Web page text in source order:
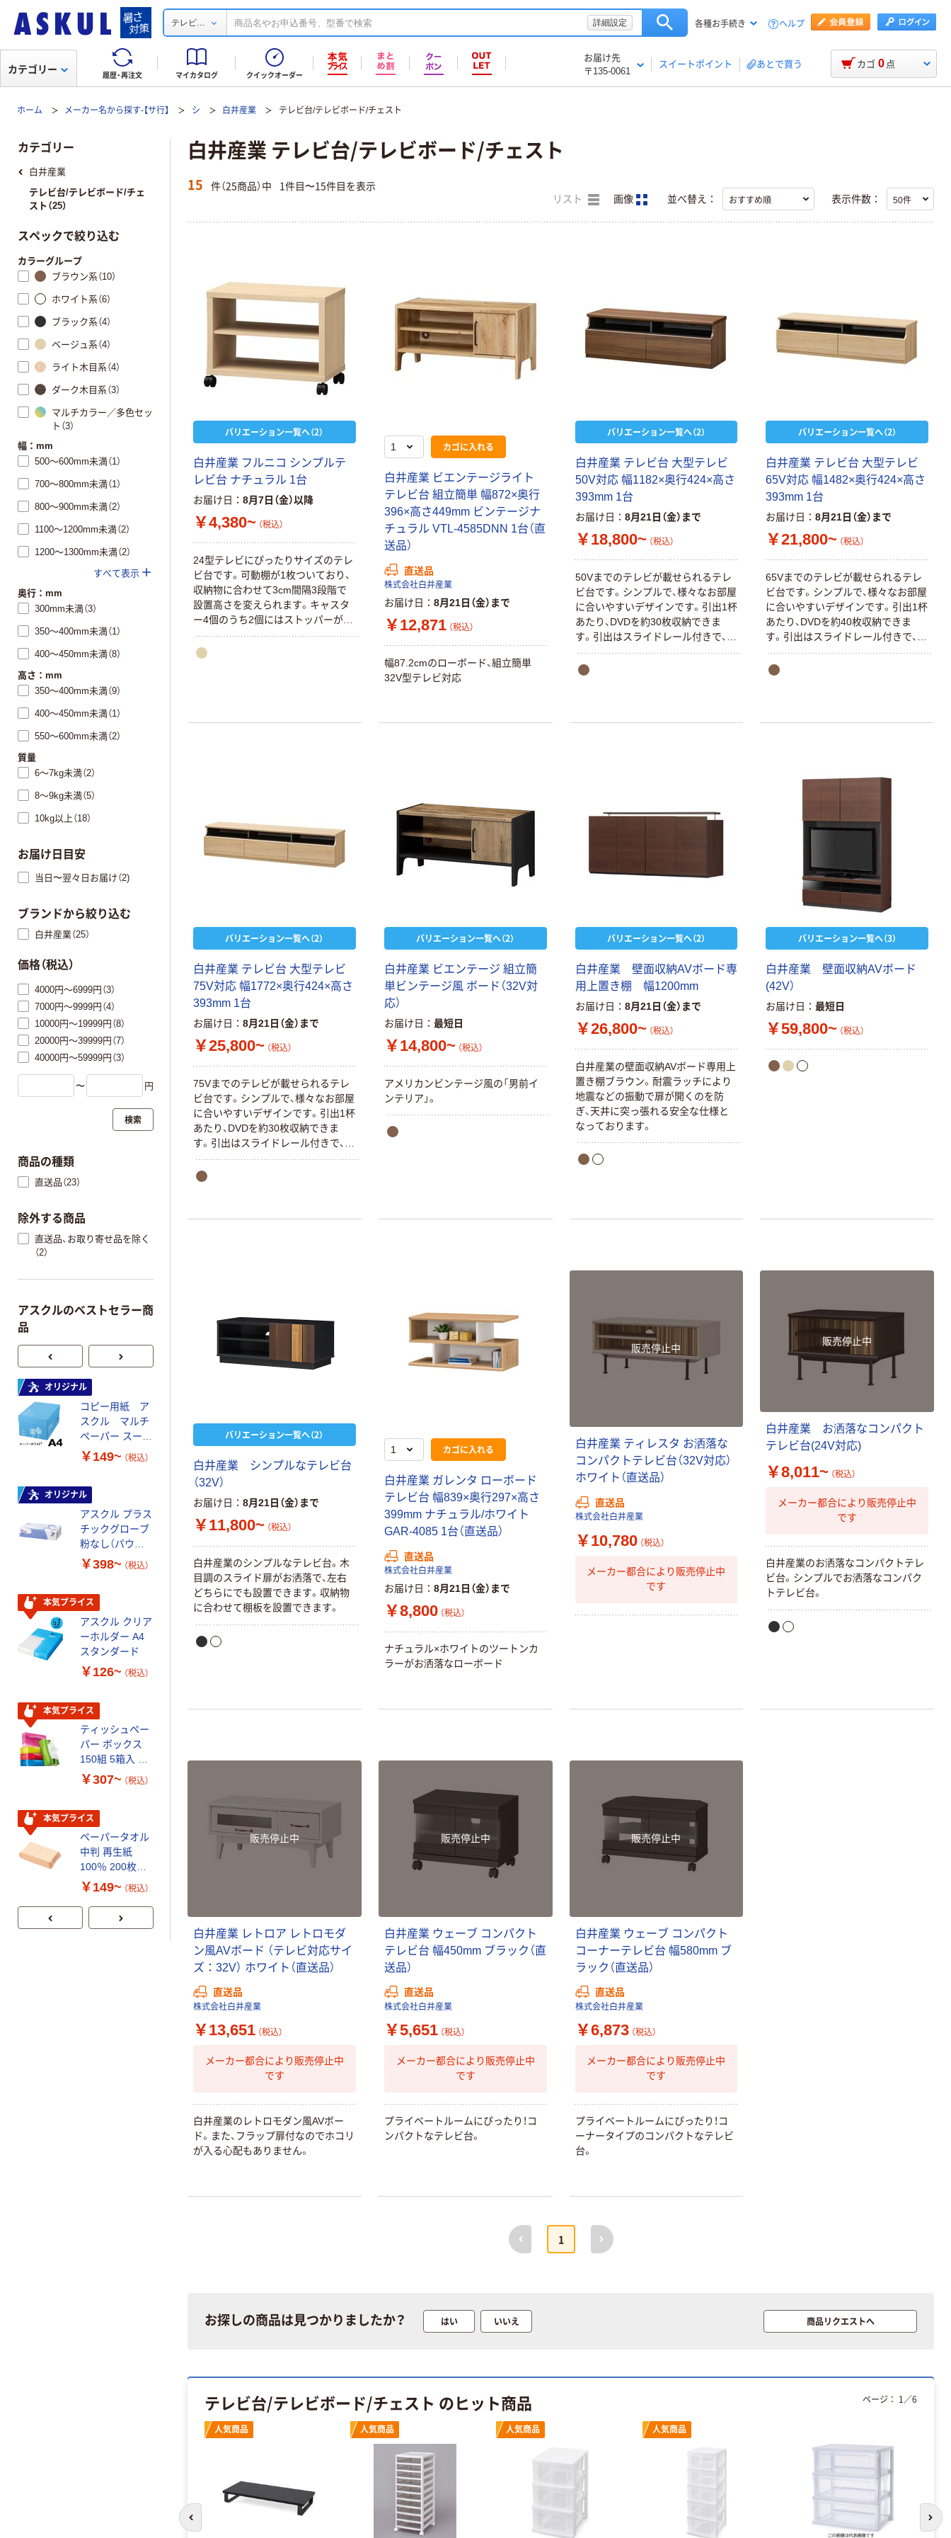
テレビ... 詳細設定 各種お手続き ヘルプ
履歴・再注文 マイカタログ クイックオーダー
お届け先
〒135-0061
スイートポイント あとで買う
カテゴリー カゴ 0 点
ホーム メーカー名から探す-【サ行】 シ 白井産業 テレビ台/テレビボード/チェスト
白井産業 テレビ台/テレビボード/チェスト
15 件（25商品）中 1件目〜15件目を表示
リスト 画像 並べ替え： 表示件数：
バリエーション一覧へ（2）
白井産業 フルニコ シンプルテ
レビ台 ナチュラル 1台
お届け日 8月7日（金）以降
￥4,380~ （税込）
24型テレビにぴったりサイズのテレ
ビ台です。可動棚が1枚ついており、
収納物に合わせて3cm間隔3段階で
設置高さを変えられます。キャスタ
ー4個のうち2個にはストッパーがつ
いているので、必要なときだけロッ
クを外して動かせます。さまざまな
カゴに入れる
白井産業 ビエンテージライト
テレビ台 組立簡単 幅872×奥行
396×高さ449mm ビンテージナ
チュラル VTL-4585DNN 1台（直
送品）
直送品
株式会社白井産業
お届け日 8月21日（金）まで
￥12,871 （税込）
幅87.2cmのローボード、組立簡単
32V型テレビ対応
バリエーション一覧へ（2）
白井産業 テレビ台 大型テレビ
50V対応 幅1182×奥行424×高さ
393mm 1台
お届け日 8月21日（金）まで
￥18,800~ （税込）
50Vまでのテレビが載せられるテレ
ビ台です。シンプルで、様々なお部屋
に合いやすいデザインです。引出1杯
あたり、DVDを約30枚収納できま
す。引出はスライドレール付きで、ス
ムーズに開け閉めできます。天板の
背面側には、配線用の切り欠きがあ
の組立簡単部品を使っており、パー
バリエーション一覧へ（2）
白井産業 テレビ台 大型テレビ
65V対応 幅1482×奥行424×高さ
393mm 1台
お届け日 8月21日（金）まで
￥21,800~ （税込）
65Vまでのテレビが載せられるテレ
ビ台です。シンプルで、様々なお部屋
に合いやすいデザインです。引出1杯
あたり、DVDを約40枚収納できま
す。引出はスライドレール付きで、ス
ムーズに開け閉めできます。天板の
背面側には、配線用の切り欠きがあ
の組立簡単部品を使っており、パー
バリエーション一覧へ（2）
白井産業 テレビ台 大型テレビ
75V対応 幅1772×奥行424×高さ
393mm 1台
お届け日 8月21日（金）まで
￥25,800~ （税込）
75Vまでのテレビが載せられるテレ
ビ台です。シンプルで、様々なお部屋
に合いやすいデザインです。引出1杯
あたり、DVDを約30枚収納できま
す。引出はスライドレール付きで、ス
ムーズに開け閉めできます。天板の
背面側には、配線用の切り欠きがあ
ます。引出にはメーカーオリジナル
バリエーション一覧へ（2）
白井産業 ビエンテージ 組立簡
単ビンテージ風 ボード（32V対
応）
お届け日 最短日
￥14,800~ （税込）
アメリカンビンテージ風の「男前イ
ンテリア」。
バリエーション一覧へ（2）
白井産業 壁面収納AVボード専
用上置き棚 幅1200mm
お届け日 8月21日（金）まで
￥26,800~ （税込）
白井産業の壁面収納AVボード専用上
置き棚ブラウン。耐震ラッチにより
地震などの振動で扉が開くのを防
ぎ、天井に突っ張れる安全な仕様と
なっております。
バリエーション一覧へ（3）
白井産業 壁面収納AVボード
(42V）
お届け日 最短日
￥59,800~ （税込）
バリエーション一覧へ（2）
白井産業 シンプルなテレビ台
（32V）
お届け日 8月21日（金）まで
￥11,800~ （税込）
白井産業のシンプルなテレビ台。木
目調のスライド扉がお洒落で、左右
どちらにでも設置できます。収納物
に合わせて棚板を設置できます。
カゴに入れる
白井産業 ガレンタ ローボード
テレビ台 幅839×奥行297×高さ
399mm ナチュラル/ホワイト
GAR-4085 1台（直送品）
直送品
株式会社白井産業
お届け日 8月21日（金）まで
￥8,800 （税込）
ナチュラル×ホワイトのツートンカ
ラーがお洒落なローボード
販売停止中
白井産業 ティレスタ お洒落な
コンパクトテレビ台（32V対応）
ホワイト（直送品）
直送品
株式会社白井産業
￥10,780 （税込）
メーカー都合により販売停止中
です
販売停止中
白井産業 お洒落なコンパクト
テレビ台(24V対応)
￥8,011~ （税込）
メーカー都合により販売停止中
です
白井産業のお洒落なコンパクトテレ
ビ台。シンプルでお洒落なコンパク
トテレビ台。
販売停止中
白井産業 レトロア レトロモダ
ン風AVボード （テレビ対応サイ
ズ：32V） ホワイト（直送品）
直送品
株式会社白井産業
￥13,651 （税込）
メーカー都合により販売停止中
です
白井産業のレトロモダン風AVボー
ド。また、フラップ扉付なのでホコリ
が入る心配もありません。
販売停止中
白井産業 ウェーブ コンパクト
テレビ台 幅450mm ブラック（直
送品）
直送品
株式会社白井産業
￥5,651 （税込）
メーカー都合により販売停止中
です
プライベートルームにぴったり！コ
ンパクトなテレビ台。
販売停止中
白井産業 ウェーブ コンパクト
コーナーテレビ台 幅580mm ブ
ラック（直送品）
直送品
株式会社白井産業
￥6,873 （税込）
メーカー都合により販売停止中
です
プライベートルームにぴったり！コ
ーナータイプのコンパクトなテレビ
台。
前へ
1
次へ
お探しの商品は見つかりましたか？ はい いいえ 商品リクエストへ
テレビ台/テレビボード/チェスト のヒット商品
人気商品 人気商品 人気商品 人気商品
ページ： 1 ／6
次
カテゴリー
白井産業
テレビ台/テレビボード/チェ
スト（25）
スペックで絞り込む
カラーグループ
ブラウン系（10）
ホワイト系（6）
ブラック系（4）
ベージュ系（4）
ライト木目系（4）
ダーク木目系（3）
マルチカラー／多色セッ
ト（3）
幅：mm
500～600mm未満（1）
700～800mm未満（1）
800～900mm未満（2）
1100～1200mm未満（2）
1200～1300mm未満（2）
すべて表示
奥行：mm
300mm未満（3）
350～400mm未満（1）
400～450mm未満（8）
高さ：mm
350～400mm未満（9）
400～450mm未満（1）
550～600mm未満（2）
質量
6～7kg未満（2）
8～9kg未満（5）
10kg以上（18）
お届け日目安
当日〜翌々日お届け（2)
ブランドから絞り込む
白井産業（25）
価格（税込）
4000円～6999円（3）
7000円～9999円（4）
10000円～19999円（8）
20000円～39999円（7）
40000円～59999円（3）
〜 円
検索
商品の種類
直送品（23）
除外する商品
直送品、お取り寄せ品を除く
（2）
アスクルのベストセラー商
品
オリジナル
コピー用紙 ア
スクル マルチ
ペーパー スーパ
ーホワイト+
￥149~ （税込）
オリジナル
アスクル プラス
チックグローブ
粉なし（パウダ
ーフリー）
￥398~ （税込）
本気プライス
アスクル クリア
ーホルダー A4
スタンダード
￥126~ （税込）
本気プライス
ティッシュペー
パー ボックス
150組 5箱入 ア
スクル スマート
証
￥307~ （税込）
本気プライス
ペーパータオル
中判 再生紙
100％ 200枚
FSC認証 シング
企画 オリジナル
￥149~ （税込）
ルチペーパー
スーパーエコノ
￥149~ （税込）
パー ダブル60
ｍ 再生紙
100% 6ロール
リサイクル100
芯あり FSC認
証
￥446~ （税込）
本気プライス
本気プライス
120ｍ 再生紙
証
期間限定価格
アスクル プラ
スチックグロー
定モデル) 蛍光
ペン ゼブラ
￥52~ （税込）
本気プライス
嬬恋銘水 ナチュ
ラルミネラルウ
キャップシール
付き／2Lラベル
レス 10本
￥1,037~
オリジナル
スズラン 酒精綿
G バルクタイプ
指定医薬部外品
￥686~ （税込）
ト ホワイト紙コ
ト ニトリルグ
ローブ ホワイ
ト 粉なし（パ
ウダーフリー）
￥698~ （税込）
本気プライス
ペーパータオル
再生紙 200枚
クルオリジナル
（税込）
オリジナル
ト ニトリルグ
ウダーフリー）
アスクル 検査用
ディスポパンツ
ート 大王製紙
共同企画 トイ
レクリーナー
￥330~
プ
￥145~
スクル マルチ
ペーパー スーパ
ーホワイト+
￥149~
アスクル プラス
粉なし（パウダ
ーフリー）
￥398~ （税込）
本気プライス